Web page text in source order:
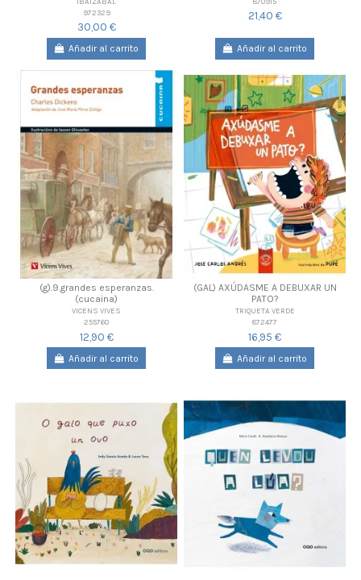
972329
30,00 €
Añadir al carrito
21,40 €
Añadir al carrito
(g).9.grandes esperanzas.
(cucaina)
VICENS VIVES
255760
12,90 €
Añadir al carrito
(GAL) AXÚDASME A DEBUXAR UN
PATO?
TRIQUETA VERDE
872477
16,95 €
Añadir al carrito